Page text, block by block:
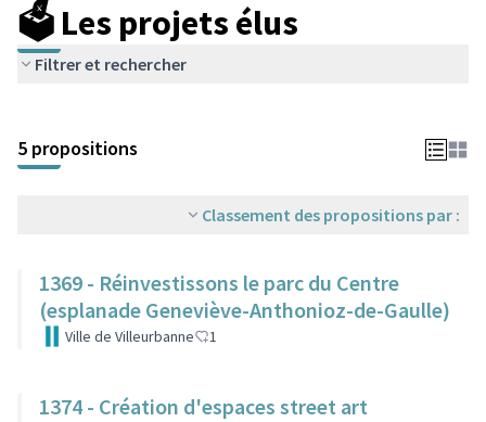
🗳️ Les projets élus
Filtrer et rechercher
+
−
5 propositions
Classement des propositions par :
1369 - Réinvestissons le parc du Centre
(esplanade Geneviève-Anthonioz-de-Gaulle)
Ville de Villeurbanne 1
1374 - Création d'espaces street art